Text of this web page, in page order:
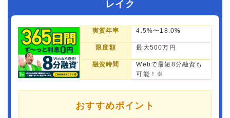
レイク
実質年率 4.5%〜18.0%
限度額 最大500万円
融資時間
Webで最短8分融資も
可能！※
おすすめポイント